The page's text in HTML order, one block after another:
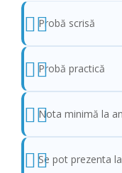
Probă scrisă
Probă practică
Nota minimă la
Se pot prezenta